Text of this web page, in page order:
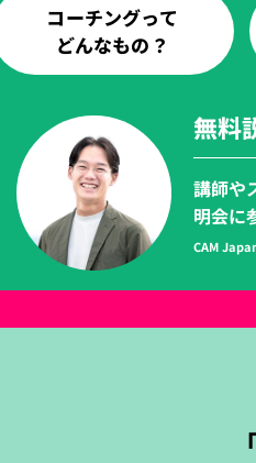
コーチングって
どんなもの？
無料
講師や
明会に
CAM